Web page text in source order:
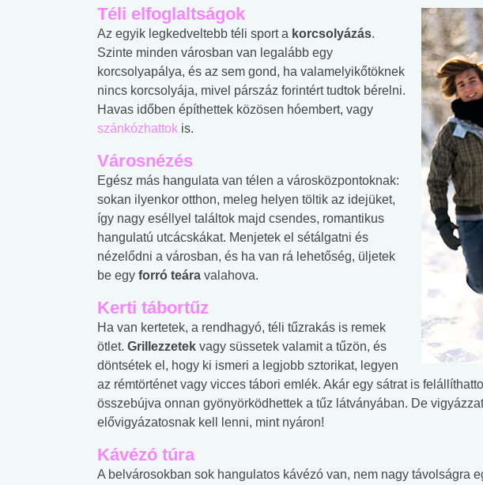
Téli elfoglaltságok
Az egyik legkedveltebb téli sport a korcsolyázás.
Szinte minden városban van legalább egy
korcsolyapálya, és az sem gond, ha valamelyikőtöknek
nincs korcsolyája, mivel párszáz forintért tudtok bérelni.
Havas időben építhettek közösen hóembert, vagy
szánkózhattok is.
Városnézés
Egész más hangulata van télen a városközpontoknak:
sokan ilyenkor otthon, meleg helyen töltik az idejüket,
így nagy eséllyel találtok majd csendes, romantikus
hangulatú utcácskákat. Menjetek el sétálgatni és
nézelődni a városban, és ha van rá lehetőség, üljetek
be egy forró teára valahova.
Kerti tábortűz
Ha van kertetek, a rendhagyó, téli tűzrakás is remek
ötlet. Grillezzetek vagy süssetek valamit a tűzön, és
döntsétek el, hogy ki ismeri a legjobb sztorikat, legyen
az rémtörténet vagy vicces tábori emlék. Akár egy sátrat is
összebújva onnan gyönyörködhettek a tűz látványában. De
elővigyázatosnak kell lenni, mint nyáron!
Kávézó túra
A belvárosokban sok hangulatos kávézó van, nem nagy távolságra